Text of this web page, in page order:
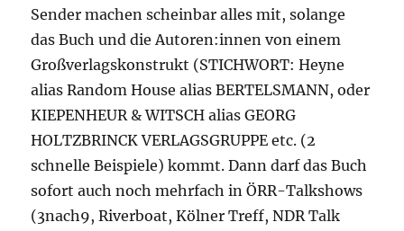
Sender machen scheinbar alles mit, solange
das Buch und die Autoren:innen von einem
Großverlagskonstrukt (STICHWORT: Heyne
alias Random House alias BERTELSMANN, oder
KIEPENHEUR & WITSCH alias GEORG
HOLTZBRINCK VERLAGSGRUPPE etc. (2
schnelle Beispiele) kommt. Dann darf das Buch
sofort auch noch mehrfach in ÖRR-Talkshows
(3nach9, Riverboat, Kölner Treff, NDR Talk